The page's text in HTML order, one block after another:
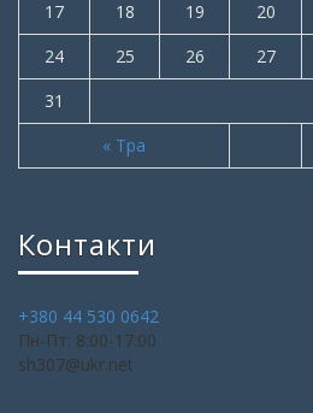
« Тра
17
18 19 20
24
25 26 27
31
Контакти
+380 44 530 0642
Пн-Пт: 8:00-17:00
sh307@ukr.net